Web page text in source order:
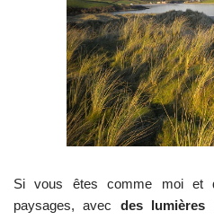
Si vous êtes comme moi et
paysages, avec des lumières